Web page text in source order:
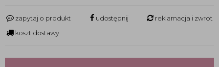
zapytaj o produkt udostępnij
reklamacja i zwrot
koszt dostawy